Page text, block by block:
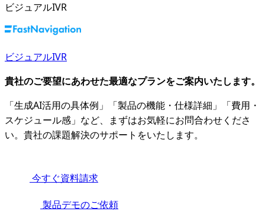
ビジュアルIVR
ビジュアルIVR
貴社のご要望にあわせた最適なプランをご案内いたします。
「生成AI活用の具体例」「製品の機能・仕様詳細」「費用・
スケジュール感」など、まずはお気軽にお問合わせくださ
い。貴社の課題解決のサポートをいたします。
今すぐ資料請求
製品デモのご依頼